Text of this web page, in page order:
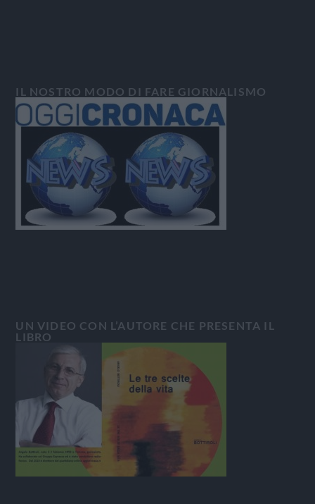
IL NOSTRO MODO DI FARE GIORNALISMO
UN VIDEO CON L’AUTORE CHE PRESENTA IL
LIBRO